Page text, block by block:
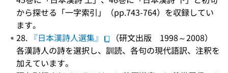
から探せる「一字索引」（pp.743-764）を収録してい
ます。
28. 『日本漢詩人選集』
（研文出版 1998～2008）
各漢詩人の詩を選択し、訓読、各句の現代語訳、注釈を
加えています。